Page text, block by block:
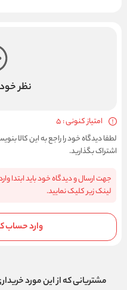
نظر
امتیاز کنونی : 5
لطفا دیدگاه خود را راجع به این کالا
اشتراک بگذارید.
جهت ارسال و دیدگاه خود باید ابتدا
لینک زیر کلیک نمایید.
وارد حساب
مشتریانی که از این مورد